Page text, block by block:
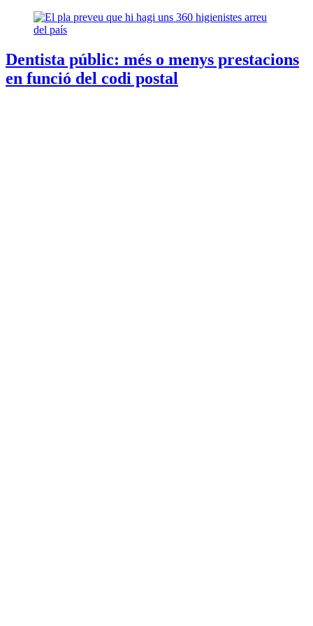
Dentista públic: més o menys prestacions
en funció del codi postal